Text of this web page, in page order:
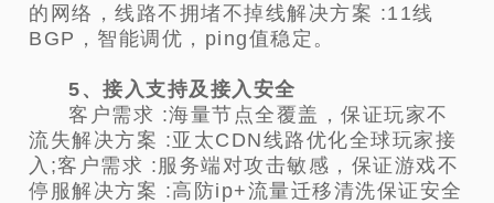
的网络，线路不拥堵不掉线解决方案 :11线
BGP，智能调优，ping值稳定。
5、接入支持及接入安全
客户需求 :海量节点全覆盖，保证玩家不
流失解决方案 :亚太CDN线路优化全球玩家接
入;客户需求 :服务端对攻击敏感，保证游戏不
停服解决方案 :高防ip+流量迁移清洗保证安全